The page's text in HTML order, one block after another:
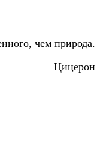
чем природа.
Цицерон